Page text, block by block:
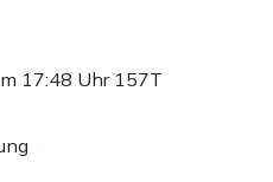
17:48 Uhr 157T